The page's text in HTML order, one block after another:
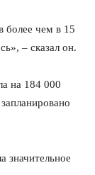
более чем в 15
– сказал он.
на 184 000
значительное